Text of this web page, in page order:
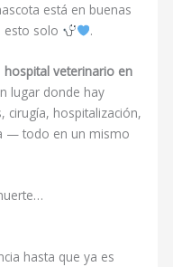
está en buenas
esto solo
.
hospital veterinario en
lugar donde hay
cirugía, hospitalización,
— todo en un mismo
hasta que ya es